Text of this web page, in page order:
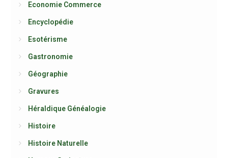
Economie Commerce
Encyclopédie
Esotérisme
Gastronomie
Géographie
Gravures
Héraldique Généalogie
Histoire
Histoire Naturelle